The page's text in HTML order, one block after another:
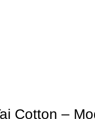
Cotton –